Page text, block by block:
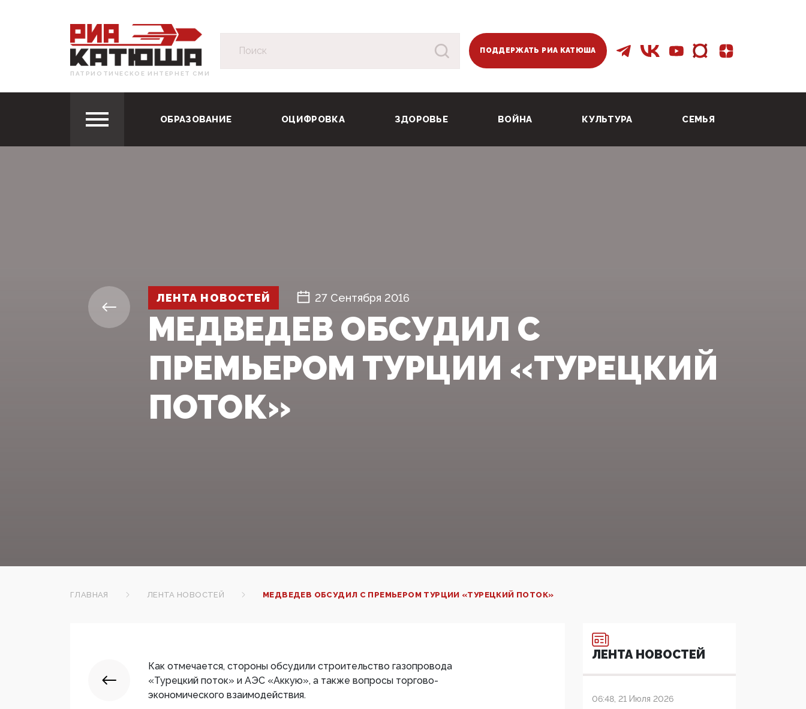
ПАТРИОТИЧЕСКОЕ ИНТЕРНЕТ СМИ
ПОДДЕРЖАТЬ РИА КАТЮША
ОБРАЗОВАНИЕ ОЦИФРОВКА ЗДОРОВЬЕ ВОЙНА КУЛЬТУРА СЕМЬЯ
ЛЕНТА НОВОСТЕЙ 27 Сентября 2016
МЕДВЕДЕВ ОБСУДИЛ С
ПРЕМЬЕРОМ ТУРЦИИ «ТУРЕЦКИЙ
ПОТОК»
ГЛАВНАЯ ЛЕНТА НОВОСТЕЙ МЕДВЕДЕВ ОБСУДИЛ С ПРЕМЬЕРОМ ТУРЦИИ «ТУРЕЦКИЙ ПОТОК»
Как отмечается, стороны обсудили строительство газопровода
«Турецкий поток» и АЭС «Аккую», а также вопросы торгово-
экономического взаимодействия.
ЛЕНТА НОВОСТЕЙ
06:48, 21 Июля 2026